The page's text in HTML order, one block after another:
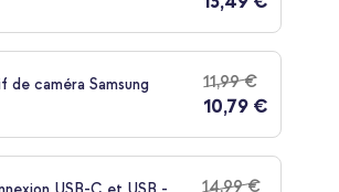
caméra Samsung
11,99 €
10,79 €
14,99 €